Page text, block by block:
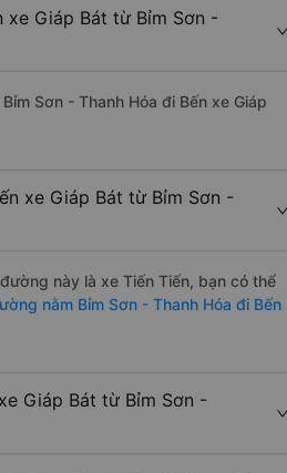
xe Giáp Bát từ Bỉm Sơn -
Sơn - Thanh Hóa đi Bến xe Giáp
xe Giáp Bát từ Bỉm Sơn -
này là xe Tiến Tiến, bạn có thể
nằm Bỉm Sơn - Thanh Hóa đi Bến
Giáp Bát từ Bỉm Sơn -